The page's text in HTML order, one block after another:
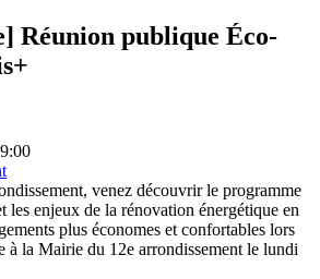
Réunion publique Éco-
venez découvrir le programme
les enjeux de la rénovation énergétique en
plus économes et confortables lors
à la Mairie du 12e arrondissement le lundi